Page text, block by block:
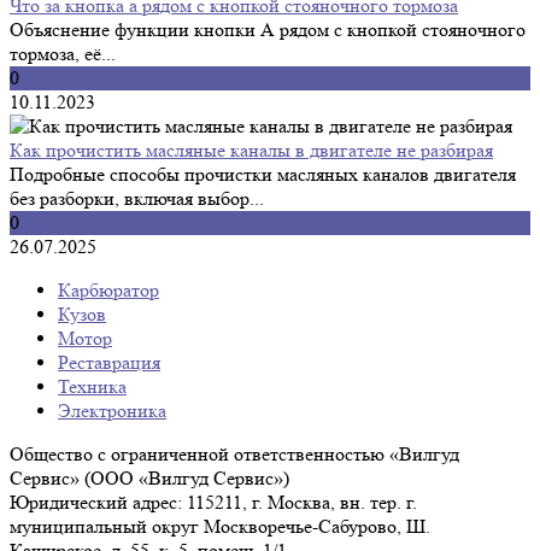
Что за кнопка а рядом с кнопкой стояночного тормоза
Объяснение функции кнопки А рядом с кнопкой стояночного
тормоза, её...
0
10.11.2023
Как прочистить масляные каналы в двигателе не разбирая
Подробные способы прочистки масляных каналов двигателя
без разборки, включая выбор...
0
26.07.2025
Карбюратор
Кузов
Мотор
Реставрация
Техника
Электроника
Общество с ограниченной ответственностью «Вилгуд
Сервис» (ООО «Вилгуд Сервис»)
Юридический адрес: 115211, г. Москва, вн. тер. г.
муниципальный округ Москворечье-Сабурово, Ш.